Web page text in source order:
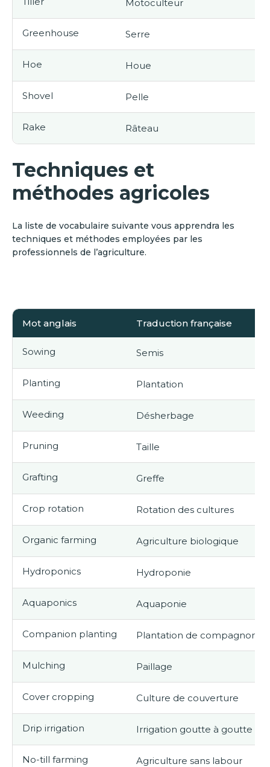
Motoculteur
Greenhouse Serre
Hoe Houe
Shovel Pelle
Rake Râteau
Techniques et
méthodes agricoles
La liste de vocabulaire suivante vous apprendra les
techniques et méthodes employées par les
professionnels de l’agriculture.
Mot anglais Traduction française
Sowing Semis
Planting Plantation
Weeding Désherbage
Pruning Taille
Grafting Greffe
Crop rotation Rotation des cultures
Organic farming Agriculture biologique
Hydroponics Hydroponie
Aquaponics Aquaponie
Companion planting Plantation de
Mulching Paillage
Cover cropping Culture de couverture
Drip irrigation Irrigation goutte à goutte
No-till farming Agriculture sans labour